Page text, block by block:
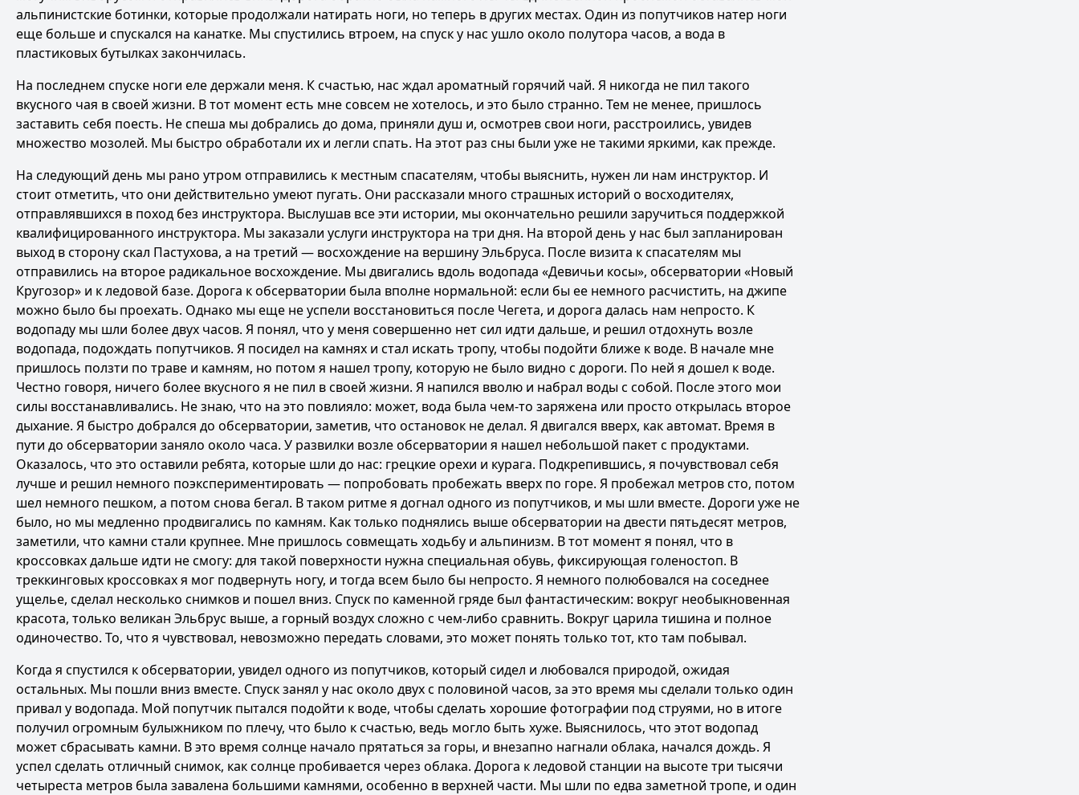
альпинистские ботинки, которые продолжали натирать ноги, но теперь в других местах. Один из попутчиков натер ноги
еще больше и спускался на канатке. Мы спустились втроем, на спуск у нас ушло около полутора часов, а вода в
пластиковых бутылках закончилась.
На последнем спуске ноги еле держали меня. К счастью, нас ждал ароматный горячий чай. Я никогда не пил такого
вкусного чая в своей жизни. В тот момент есть мне совсем не хотелось, и это было странно. Тем не менее, пришлось
заставить себя поесть. Не спеша мы добрались до дома, приняли душ и, осмотрев свои ноги, расстроились, увидев
множество мозолей. Мы быстро обработали их и легли спать. На этот раз сны были уже не такими яркими, как прежде.
На следующий день мы рано утром отправились к местным спасателям, чтобы выяснить, нужен ли нам инструктор. И
стоит отметить, что они действительно умеют пугать. Они рассказали много страшных историй о восходителях,
отправлявшихся в поход без инструктора. Выслушав все эти истории, мы окончательно решили заручиться поддержкой
квалифицированного инструктора. Мы заказали услуги инструктора на три дня. На второй день у нас был запланирован
выход в сторону скал Пастухова, а на третий — восхождение на вершину Эльбруса. После визита к спасателям мы
отправились на второе радикальное восхождение. Мы двигались вдоль водопада «Девичьи косы», обсерватории «Новый
Кругозор» и к ледовой базе. Дорога к обсерватории была вполне нормальной: если бы ее немного расчистить, на джипе
можно было бы проехать. Однако мы еще не успели восстановиться после Чегета, и дорога далась нам непросто. К
водопаду мы шли более двух часов. Я понял, что у меня совершенно нет сил идти дальше, и решил отдохнуть возле
водопада, подождать попутчиков. Я посидел на камнях и стал искать тропу, чтобы подойти ближе к воде. В начале мне
пришлось ползти по траве и камням, но потом я нашел тропу, которую не было видно с дороги. По ней я дошел к воде.
Честно говоря, ничего более вкусного я не пил в своей жизни. Я напился вволю и набрал воды с собой. После этого мои
силы восстанавливались. Не знаю, что на это повлияло: может, вода была чем-то заряжена или просто открылась второе
дыхание. Я быстро добрался до обсерватории, заметив, что остановок не делал. Я двигался вверх, как автомат. Время в
пути до обсерватории заняло около часа. У развилки возле обсерватории я нашел небольшой пакет с продуктами.
Оказалось, что это оставили ребята, которые шли до нас: грецкие орехи и курага. Подкрепившись, я почувствовал себя
лучше и решил немного поэкспериментировать — попробовать пробежать вверх по горе. Я пробежал метров сто, потом
шел немного пешком, а потом снова бегал. В таком ритме я догнал одного из попутчиков, и мы шли вместе. Дороги уже не
было, но мы медленно продвигались по камням. Как только поднялись выше обсерватории на двести пятьдесят метров,
заметили, что камни стали крупнее. Мне пришлось совмещать ходьбу и альпинизм. В тот момент я понял, что в
кроссовках дальше идти не смогу: для такой поверхности нужна специальная обувь, фиксирующая голеностоп. В
треккинговых кроссовках я мог подвернуть ногу, и тогда всем было бы непросто. Я немного полюбовался на соседнее
ущелье, сделал несколько снимков и пошел вниз. Спуск по каменной гряде был фантастическим: вокруг необыкновенная
красота, только великан Эльбрус выше, а горный воздух сложно с чем-либо сравнить. Вокруг царила тишина и полное
одиночество. То, что я чувствовал, невозможно передать словами, это может понять только тот, кто там побывал.
Когда я спустился к обсерватории, увидел одного из попутчиков, который сидел и любовался природой, ожидая
остальных. Мы пошли вниз вместе. Спуск занял у нас около двух с половиной часов, за это время мы сделали только один
привал у водопада. Мой попутчик пытался подойти к воде, чтобы сделать хорошие фотографии под струями, но в итоге
получил огромным булыжником по плечу, что было к счастью, ведь могло быть хуже. Выяснилось, что этот водопад
может сбрасывать камни. В это время солнце начало прятаться за горы, и внезапно нагнали облака, начался дождь. Я
успел сделать отличный снимок, как солнце пробивается через облака. Дорога к ледовой станции на высоте три тысячи
четыреста метров была завалена большими камнями, особенно в верхней части. Мы шли по едва заметной тропе, и один